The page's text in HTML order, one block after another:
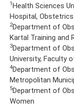
1 Health Sciences
Hospital,
2Department of
Kartal Training and
3Department of
University, Faculty
4Department of
Metropolitan
5Department of
Women